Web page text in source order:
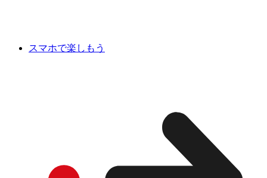
スマホで楽しもう